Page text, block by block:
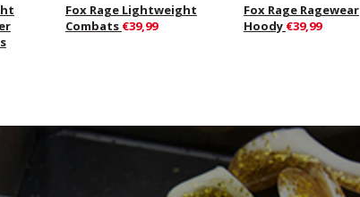
Fox Rage Lightweight
Combats €39,99
Fox Rage Ragewear
Hoody €39,99